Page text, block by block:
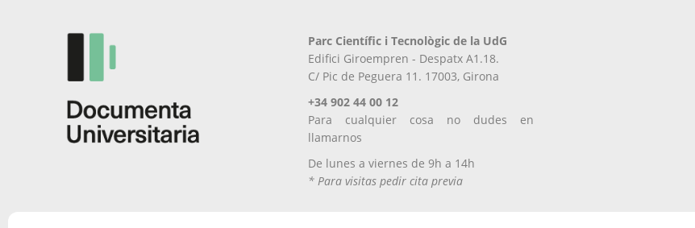
Parc Científic i Tecnològic de la UdG
Edifici Giroempren - Despatx A1.18.
C/ Pic de Peguera 11. 17003, Girona
+34 902 44 00 12
Para cualquier cosa no dudes en
llamarnos
De lunes a viernes de 9h a 14h
* Para visitas pedir cita previa